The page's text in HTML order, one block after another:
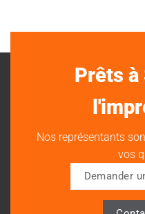
Prêts à
Nos représentants
vos
Demander